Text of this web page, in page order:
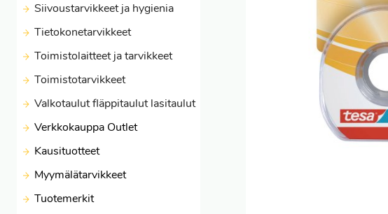
Siivoustarvikkeet ja hygienia
Tietokonetarvikkeet
Toimistolaitteet ja tarvikkeet
Toimistotarvikkeet
Valkotaulut fläppitaulut lasitaulut
Verkkokauppa Outlet
Kausituotteet
Myymälätarvikkeet
Tuotemerkit